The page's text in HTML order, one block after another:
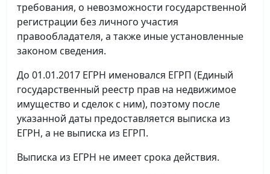
требования, о невозможности государственной
регистрации без личного участия
правообладателя, а также иные установленные
законом сведения.
До 01.01.2017 ЕГРН именовался ЕГРП (Единый
государственный реестр прав на недвижимое
имущество и сделок с ним), поэтому после
указанной даты предоставляется выписка из
ЕГРН, а не выписка из ЕГРП.
Выписка из ЕГРН не имеет срока действия.